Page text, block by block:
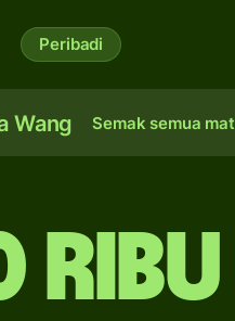
Peribadi
Wang Semak semua